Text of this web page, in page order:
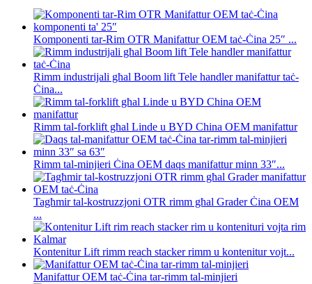
Komponenti tar-Rim OTR Manifattur OEM taċ-Ċina 25″ ...
Rimm industrijali għal Boom lift Tele handler manifattur taċ-
Ċina...
Rimm tal-forklift għal Linde u BYD China OEM manifattur
Rimm tal-minjieri Ċina OEM daqs manifattur minn 33″...
Tagħmir tal-kostruzzjoni OTR rimm għal Grader Ċina OEM
...
Kontenitur Lift rimm reach stacker rimm u kontenitur vojt...
Manifattur OEM taċ-Ċina tar-rimm tal-minjieri